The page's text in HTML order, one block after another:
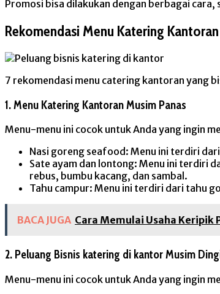
Promosi bisa dilakukan dengan berbagai
Rekomendasi Menu Katering
7 rekomendasi menu catering kantoran yang
1. Menu Katering Kantoran Musim Panas
Menu-menu ini cocok untuk Anda yang ingin
Nasi goreng seafood: Menu ini terdiri
Sate ayam dan lontong: Menu ini terdiri
rebus, bumbu kacang, dan sambal.
Tahu campur: Menu ini terdiri dari tahu
BACA JUGA Cara Memulai Usaha Keripik
2. Peluang Bisnis katering di kantor Musim
Menu-menu ini cocok untuk Anda yang ingin